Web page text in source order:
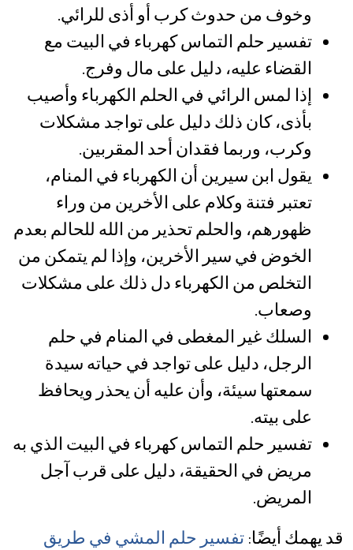
وخوف من حدوث كرب أو أذى للرائي.
تفسير حلم التماس كهرباء في البيت مع
القضاء عليه، دليل على مال وفرج.
إذا لمس الرائي في الحلم الكهرباء وأصيب
بأذى، كان ذلك دليل على تواجد مشكلات
وكرب، وربما فقدان أحد المقربين.
يقول ابن سيرين أن الكهرباء في المنام،
تعتبر فتنة وكلام على الأخرين من وراء
ظهورهم، والحلم تحذير من الله للحالم بعدم
الخوض في سير الأخرين، وإذا لم يتمكن من
التخلص من الكهرباء دل ذلك على مشكلات
وصعاب.
السلك غير المغطى في المنام في حلم
الرجل، دليل على تواجد في حياته سيدة
سمعتها سيئة، وأن عليه أن يحذر ويحافظ
على بيته.
تفسير حلم التماس كهرباء في البيت الذي به
مريض في الحقيقة، دليل على قرب آجل
المريض.
قد يهمك أيضًا:تفسير حلم المشي في طريق